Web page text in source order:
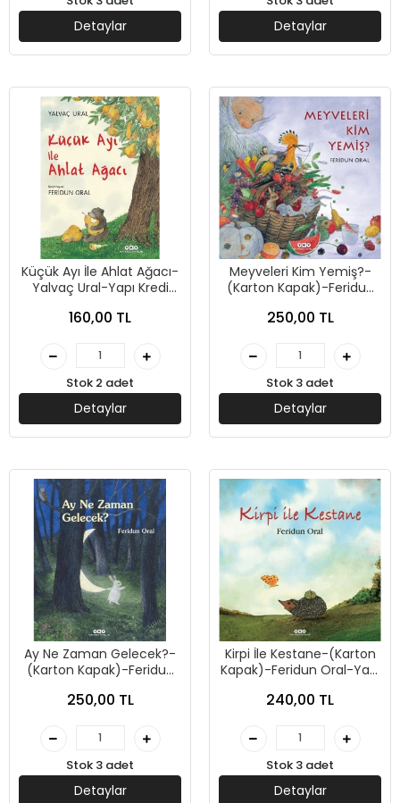
Detaylar Detaylar
Küçük Ayı İle Ahlat Ağacı-
Yalvaç Ural-Yapı Kredi
160,00 TL
Stok 2 adet
Detaylar
Meyveleri Kim Yemiş?-
(Karton Kapak)-Feridun
250,00 TL
Stok 3 adet
Detaylar
Ay Ne Zaman Gelecek?-
(Karton Kapak)-Feridun
250,00 TL
Stok 3 adet
Detaylar
Kirpi İle Kestane-(Karton
Kapak)-Feridun Oral-Yapı
240,00 TL
Stok 3 adet
Detaylar